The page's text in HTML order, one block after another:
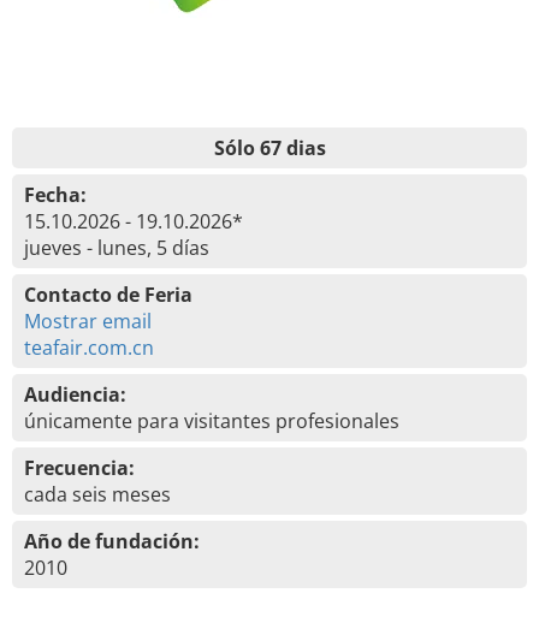
Sólo 67 dias
Fecha:
15.10.2026 - 19.10.2026*
jueves - lunes, 5 días
Contacto de Feria
Mostrar email
teafair.com.cn
Audiencia:
únicamente para visitantes profesionales
Frecuencia:
cada seis meses
Año de fundación:
2010